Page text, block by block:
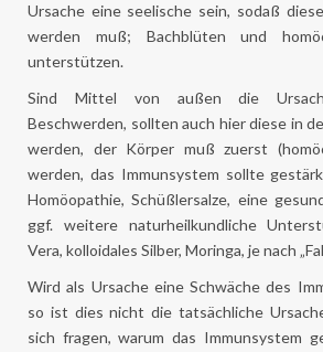
Ursache eine seelische sein, sodaß
werden muß; Bachblüten und
unterstützen.
Sind Mittel von außen die
Beschwerden, sollten auch hier diese in
werden, der Körper muß zuerst
werden, das Immunsystem sollte
Homöopathie, Schüßlersalze, eine
ggf. weitere naturheilkundliche
Vera, kolloidales Silber, Moringa, je nach
Wird als Ursache eine Schwäche des
so ist dies nicht die tatsächliche
sich fragen, warum das Immunsystem